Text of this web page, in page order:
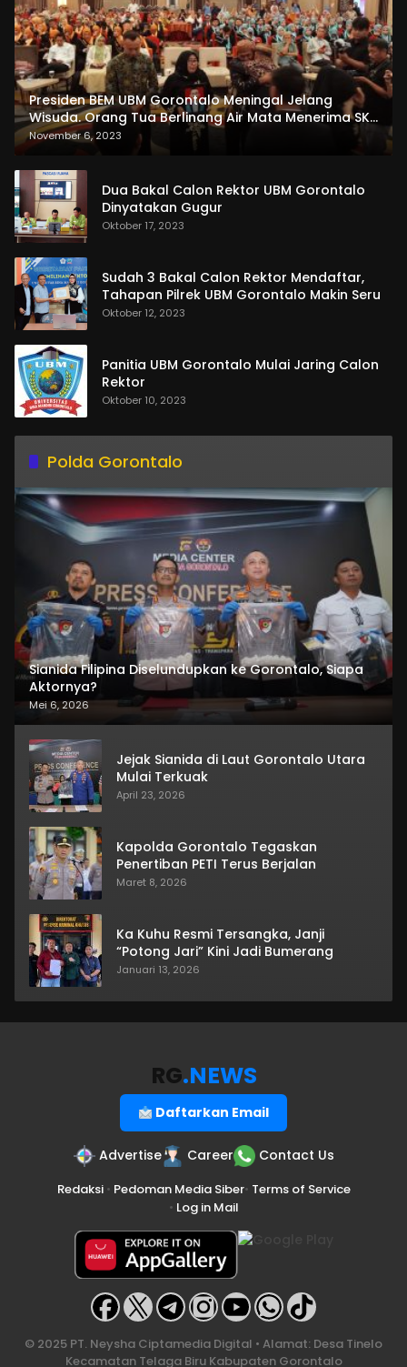
Presiden BEM UBM Gorontalo Meningal Jelang
Wisuda. Orang Tua Berlinang Air Mata Menerima SKL
dan Pemasangan Salempang
November 6, 2023
Dua Bakal Calon Rektor UBM Gorontalo
Dinyatakan Gugur
Oktober 17, 2023
Sudah 3 Bakal Calon Rektor Mendaftar,
Tahapan Pilrek UBM Gorontalo Makin Seru
Oktober 12, 2023
Panitia UBM Gorontalo Mulai Jaring Calon
Rektor
Oktober 10, 2023
Polda Gorontalo
Sianida Filipina Diselundupkan ke Gorontalo, Siapa
Aktornya?
Mei 6, 2026
Jejak Sianida di Laut Gorontalo Utara
Mulai Terkuak
April 23, 2026
Kapolda Gorontalo Tegaskan
Penertiban PETI Terus Berjalan
Maret 8, 2026
Ka Kuhu Resmi Tersangka, Janji
“Potong Jari” Kini Jadi Bumerang
Januari 13, 2026
RG.NEWS
Daftarkan Email
Advertise Career Contact Us
Redaksi• Pedoman Media Siber• Terms of Service
• Log in Mail
© 2025 PT. Neysha Ciptamedia Digital • Alamat: Desa Tinelo
Kecamatan Telaga Biru Kabupaten Gorontalo